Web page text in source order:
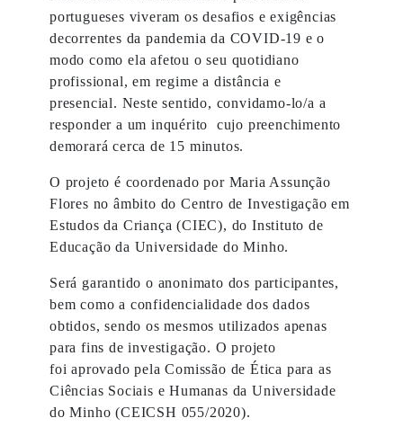
portugueses viveram os desafios e exigências
decorrentes da pandemia da COVID-19 e o
modo como ela afetou o seu quotidiano
profissional, em regime a distância e
presencial. Neste sentido, convidamo-lo/a a
responder a um inquérito cujo preenchimento
demorará cerca de 15 minutos.
O projeto é coordenado por Maria Assunção
Flores no âmbito do Centro de Investigação em
Estudos da Criança (CIEC), do Instituto de
Educação da Universidade do Minho.
Será garantido o anonimato dos participantes,
bem como a confidencialidade dos dados
obtidos, sendo os mesmos utilizados apenas
para fins de investigação. O projeto
foi aprovado pela Comissão de Ética para as
Ciências Sociais e Humanas da Universidade
do Minho (CEICSH 055/2020).